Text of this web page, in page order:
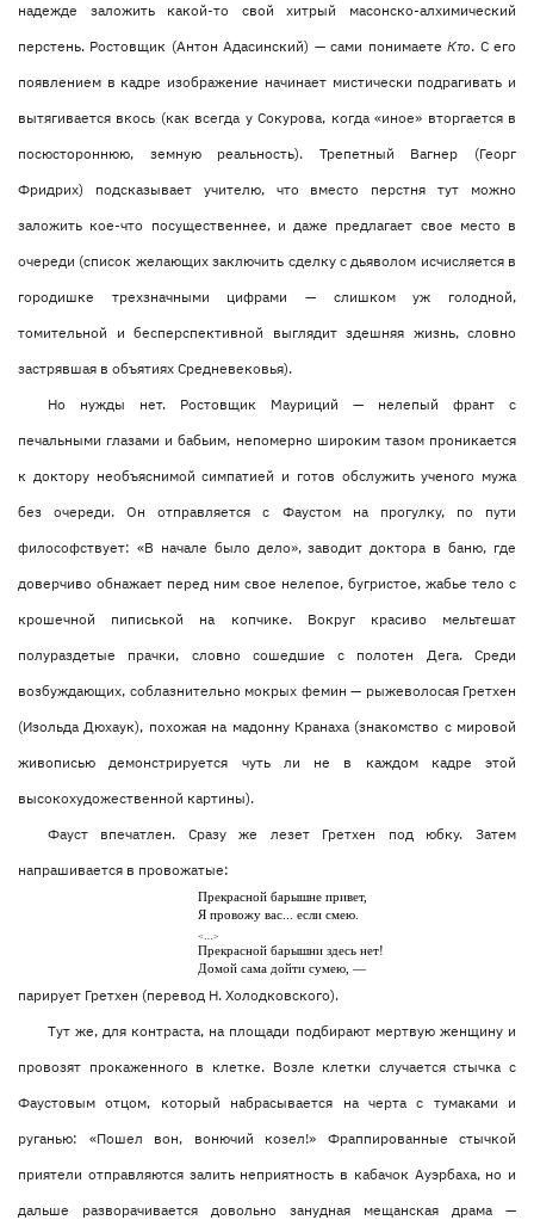
надежде заложить какой-то свой хитрый масонско-алхимический
перстень. Ростовщик (Антон Адасинский) — сами понимаетеКто. С его
появлением в кадре изображение начинает мистически подрагивать и
вытягивается вкось (как всегда у Сокурова, когда «иное» вторгается в
посюстороннюю, земную реальность). Трепетный Вагнер (Георг
Фридрих) подсказывает учителю, что вместо перстня тут можно
заложить кое-что посущественнее, и даже предлагает свое место в
очереди (список желающих заключить сделку с дьяволом исчисляется в
городишке трехзначными цифрами — слишком уж голодной,
томительной и бесперспективной выглядит здешняя жизнь, словно
застрявшая в объятиях Средневековья).
Но нужды нет. Ростовщик Мауриций — нелепый франт с
печальными глазами и бабьим, непомерно широким тазом проникается
к доктору необъяснимой симпатией и готов обслужить ученого мужа
без очереди. Он отправляется с Фаустом на прогулку, по пути
философствует: «В начале было дело», заводит доктора в баню, где
доверчиво обнажает перед ним свое нелепое, бугристое, жабье тело с
крошечной пиписькой на копчике. Вокруг красиво мельтешат
полураздетые прачки, словно сошедшие с полотен Дега. Среди
возбуждающих, соблазнительно мокрых фемин — рыжеволосая Гретхен
(Изольда Дюхаук), похожая на мадонну Кранаха (знакомство с мировой
живописью демонстрируется чуть ли не в каждом кадре этой
высокохудожественной картины).
Фауст впечатлен. Сразу же лезет Гретхен под юбку. Затем
напрашивается в провожатые:
Прекрасной барышне привет,
Я провожу вас... если смею.
<…>
Прекрасной барышни здесь нет!
Домой сама дойти сумею, —
парирует Гретхен (перевод Н. Холодковского).
Тут же, для контраста, на площади подбирают мертвую женщину и
провозят прокаженного в клетке. Возле клетки случается стычка с
Фаустовым отцом, который набрасывается на черта с тумаками и
руганью: «Пошел вон, вонючий козел!» Фраппированные стычкой
приятели отправляются залить неприятность в кабачок Ауэрбаха, но и
дальше разворачивается довольно занудная мещанская драма —